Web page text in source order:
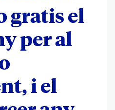
gratis el
per al
i el